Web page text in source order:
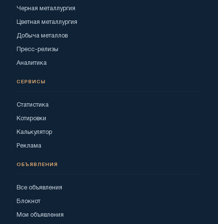
Черная металлургия
Цветная металлургия
Добыча металлов
Пресс-релизы
Аналитика
СЕРВИСЫ
Статистика
Котировки
Калькулятор
Реклама
ОБЪЯВЛЕНИЯ
Все объявления
Блокнот
Мои объявления